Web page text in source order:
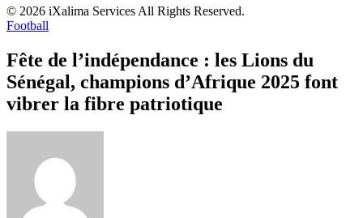
© 2026 iXalima Services All Rights Reserved.
Football
Fête de l’indépendance : les Lions du
Sénégal, champions d’Afrique 2025 font
vibrer la fibre patriotique